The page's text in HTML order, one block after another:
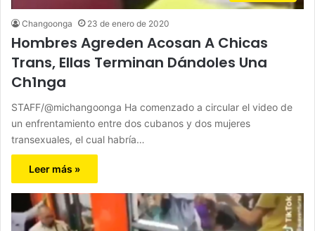
Changoonga 23 de enero de 2020
Hombres Agreden Acosan A Chicas
Trans, Ellas Terminan Dándoles Una
Ch1nga
STAFF/@michangoonga Ha comenzado a circular el video de
un enfrentamiento entre dos cubanos y dos mujeres
transexuales, el cual habría…
Leer más »